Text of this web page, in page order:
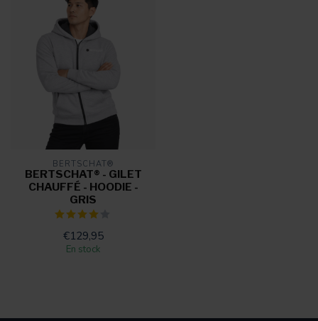
BERTSCHAT®
BERTSCHAT® - GILET
CHAUFFÉ - HOODIE -
GRIS
€129,95
En stock